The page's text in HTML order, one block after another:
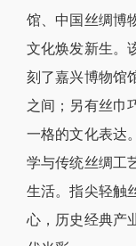
馆、中国丝绸博
文化焕发新生。
刻了嘉兴博物馆
之间；另有丝巾
一格的文化表达
学与传统丝绸工
生活。指尖轻触
心，历史经典产